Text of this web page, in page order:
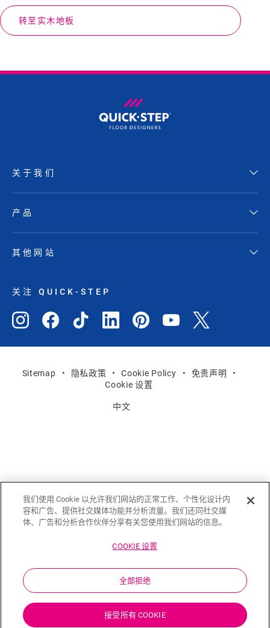
转至实木地板
关于我们
产品
其他网站
关注 QUICK-STEP
Sitemap 隐私政策 Cookie Policy
免责声明
Cookie 设置
中文
我们使用 Cookie 以允许我们网站的正常工作、个性化设计内
容和广告、提供社交媒体功能并分析流量。我们还同社交媒
体、广告和分析合作伙伴分享有关您使用我们网站的信息。
COOKIE 设置
全部拒绝
接受所有 COOKIE